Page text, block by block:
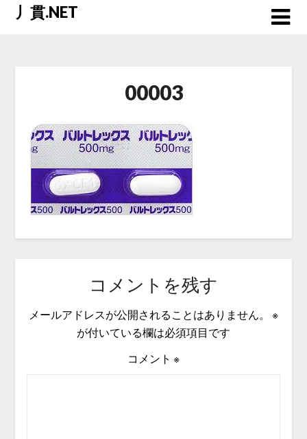
Skip丿貫.NET
00003
コメントを残す
メールアドレスが公開されることはありません。
※
が付いている欄は必須項目です
コメント ※